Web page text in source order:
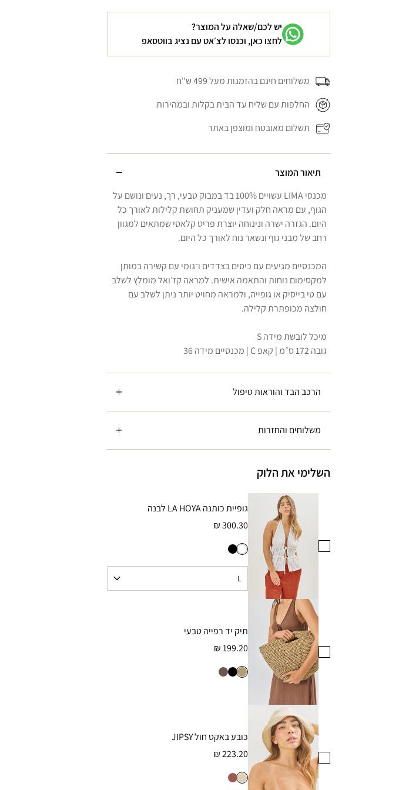
יש לכם/שאלה על המוצר?
לחצו כאן, וכנסו לצ׳אט עם נציג בווטסאפ
משלוחים חינם בהזמנות מעל 499 ש"ח
החלפות עם שליח עד הבית בקלות ובמהירות
תשלום מאובטח ומוצפן באתר
תיאור המוצר
מכנסי LIMA עשויים 100% בד במבוק טבעי, רך, נעים ונושם על
הגוף, עם מראה חלק ועדין שמעניק תחושת קלילות לאורך כל
היום. הגזרה ישרה ונינוחה יוצרת פריט קלאסי שמתאים למגוון
רחב של מבני גוף ונשאר נוח לאורך כל היום.
המכנסיים מגיעים עם כיסים בצדדים ו־גומי עם קשירה במותן
למקסימום נוחות והתאמה אישית. למראה קז’ואל מומלץ לשלב
עם טי בייסיק או גופייה, ולמראה מחויט יותר ניתן לשלב עם
חולצה מכופתרת קלילה.
מיכל לובשת מידה S
גובה 172 ס״מ | קאפ C | מכנסיים מידה 36
הרכב הבד והוראות טיפול
משלוחים והחזרות
השלימי את הלוק
גופיית כותנה LA HOYA לבנה
300.30 ₪
תיק יד רפייה טבעי
199.20 ₪
כובע באקט חול JIPSY
223.20 ₪